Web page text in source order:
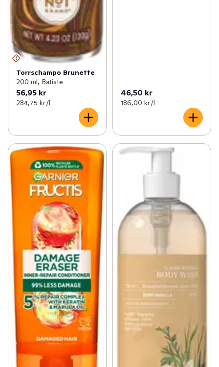
Torrschampo Brunette
200 ml, Batiste
56,95 kr
284,75 kr /l
46,50 kr
186,00 kr /l